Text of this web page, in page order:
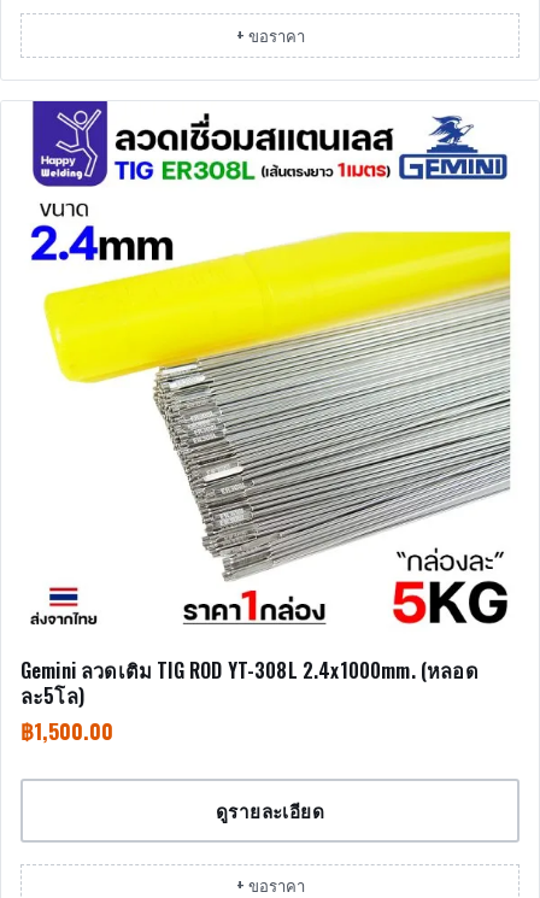
+ ขอราคา
Gemini ลวดเติม TIG ROD YT-308L 2.4x1000mm. (หลอด
ละ5โล)
฿1,500.00
ดูรายละเอียด
+ ขอราคา